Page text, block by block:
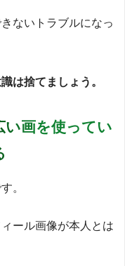
ないトラブルになっ
は捨てましょう。
画を使ってい
。
ール画像が本人とは